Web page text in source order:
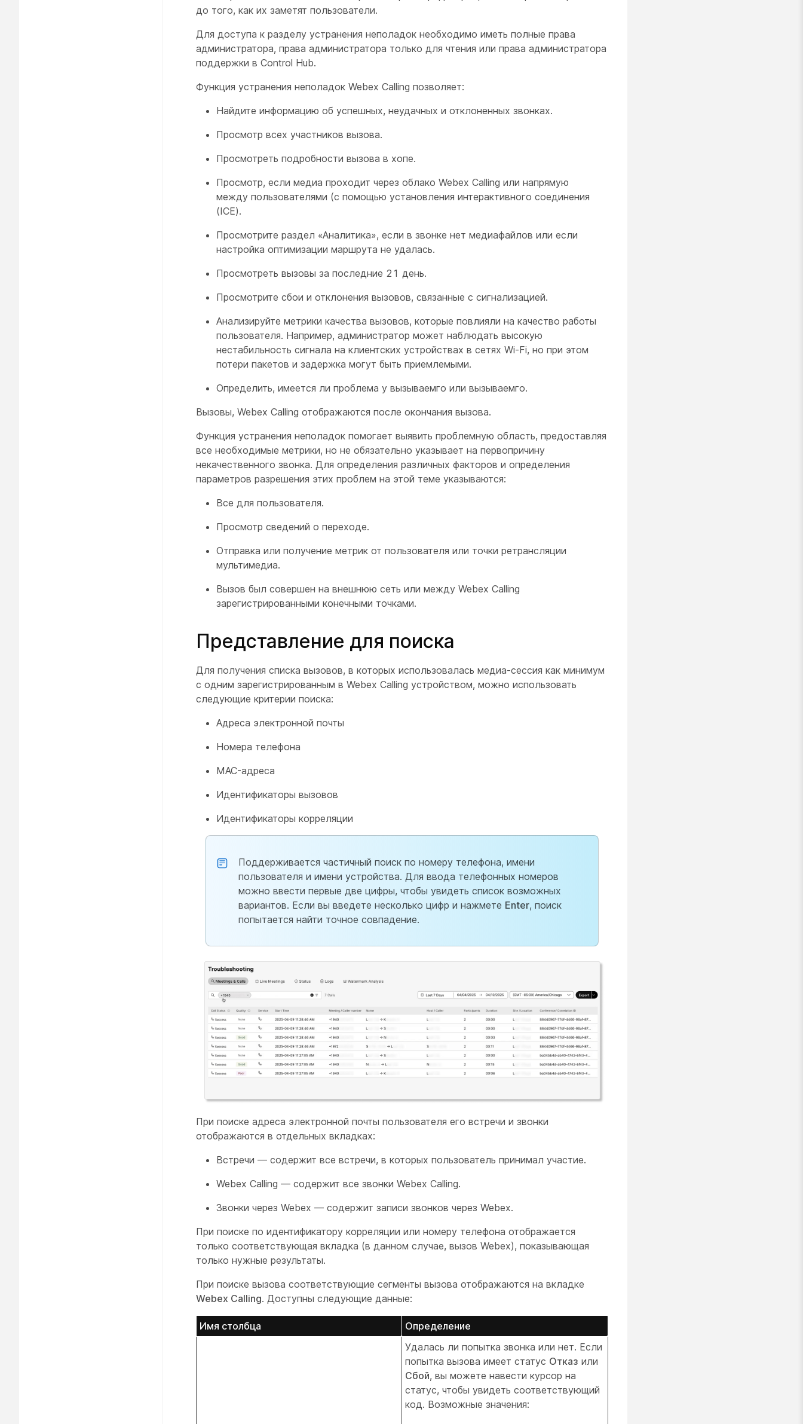
до того, как их заметят пользователи.
Для доступа к разделу устранения неполадок необходимо иметь полные права
администратора, права администратора только для чтения или права администратора
поддержки в Control Hub.
Функция устранения неполадок Webex Calling позволяет:
Найдите информацию об успешных, неудачных и отклоненных звонках.
Просмотр всех участников вызова.
Просмотреть подробности вызова в хопе.
Просмотр, если медиа проходит через облако Webex Calling или напрямую
между пользователями (с помощью установления интерактивного соединения
(ICE).
Просмотрите раздел «Аналитика», если в звонке нет медиафайлов или если
настройка оптимизации маршрута не удалась.
Просмотреть вызовы за последние 21 день.
Просмотрите сбои и отклонения вызовов, связанные с сигнализацией.
Анализируйте метрики качества вызовов, которые повлияли на качество работы
пользователя. Например, администратор может наблюдать высокую
нестабильность сигнала на клиентских устройствах в сетях Wi-Fi, но при этом
потери пакетов и задержка могут быть приемлемыми.
Определить, имеется ли проблема у вызываемго или вызываемго.
Вызовы, Webex Calling отображаются после окончания вызова.
Функция устранения неполадок помогает выявить проблемную область, предоставляя
все необходимые метрики, но не обязательно указывает на первопричину
некачественного звонка. Для определения различных факторов и определения
параметров разрешения этих проблем на этой теме указываются:
Все для пользователя.
Просмотр сведений о переходе.
Отправка или получение метрик от пользователя или точки ретрансляции
мультимедиа.
Вызов был совершен на внешнюю сеть или между Webex Calling
зарегистрированными конечными точками.
Представление для поиска
Для получения списка вызовов, в которых использовалась медиа-сессия как минимум
с одним зарегистрированным в Webex Calling устройством, можно использовать
следующие критерии поиска:
Адреса электронной почты
Номера телефона
MAC-адреса
Идентификаторы вызовов
Идентификаторы корреляции
Поддерживается частичный поиск по номеру телефона, имени
пользователя и имени устройства. Для ввода телефонных номеров
можно ввести первые две цифры, чтобы увидеть список возможных
вариантов. Если вы введете несколько цифр и нажмете Enter, поиск
попытается найти точное совпадение.
При поиске адреса электронной почты пользователя его встречи и звонки
отображаются в отдельных вкладках:
Встречи — содержит все встречи, в которых пользователь принимал участие.
Webex Calling — содержит все звонки Webex Calling.
Звонки через Webex — содержит записи звонков через Webex.
При поиске по идентификатору корреляции или номеру телефона отображается
только соответствующая вкладка (в данном случае, вызов Webex), показывающая
только нужные результаты.
При поиске вызова соответствующие сегменты вызова отображаются на вкладке
Webex Calling. Доступны следующие данные:
Имя столбца Определение
Удалась ли попытка звонка или нет. Если
попытка вызова имеет статус Отказ или
Сбой, вы можете навести курсор на
статус, чтобы увидеть соответствующий
код. Возможные значения: